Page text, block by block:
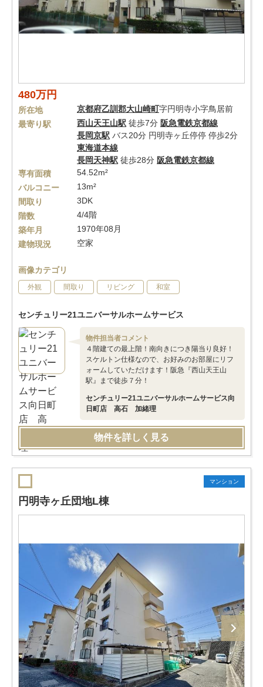
480万円
所在地 京都府乙訓郡大山崎町字円明寺小字鳥居前
最寄り駅
西山天王山駅 徒歩7分 阪急電鉄京都線
長岡京駅 バス20分 円明寺ヶ丘停停 停歩2分
東海道本線
長岡天神駅 徒歩28分 阪急電鉄京都線
専有面積
54.52m²
バルコニー
13m²
間取り
3DK
階数
4/4階
築年月
1970年08月
建物現況
空家
画像カテゴリ
外観 間取り リビング 和室
センチュリー21ユニバーサルホームサービス
物件担当者コメント
４階建ての最上階！南向きにつき陽当り良好！
スケルトン仕様なので、お好みのお部屋にリフ
ォームしていただけます！阪急『西山天王山
駅』まで徒歩７分！
センチュリー21ユニバーサルホームサービス向
日町店 高石 加緒理
物件を詳しく見る
マンション
円明寺ヶ丘団地L棟